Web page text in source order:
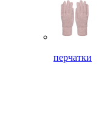
перчатки